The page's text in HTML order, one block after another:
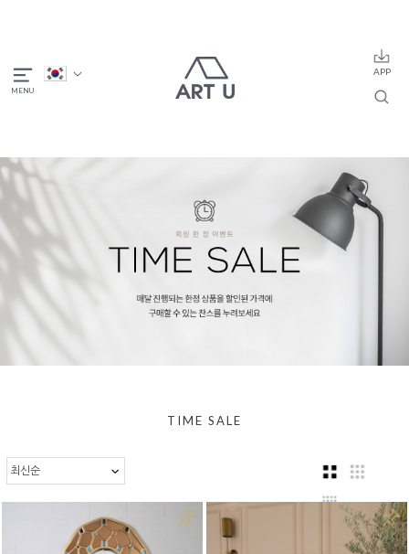
TIME SALE